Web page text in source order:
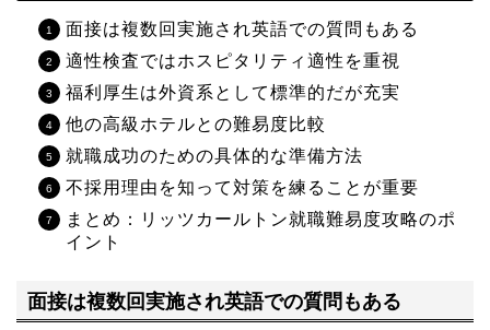
面接は複数回実施され英語での質問もある
適性検査ではホスピタリティ適性を重視
福利厚生は外資系として標準的だが充実
他の高級ホテルとの難易度比較
就職成功のための具体的な準備方法
不採用理由を知って対策を練ることが重要
まとめ：リッツカールトン就職難易度攻略のポ
イント
面接は複数回実施され英語での質問もある